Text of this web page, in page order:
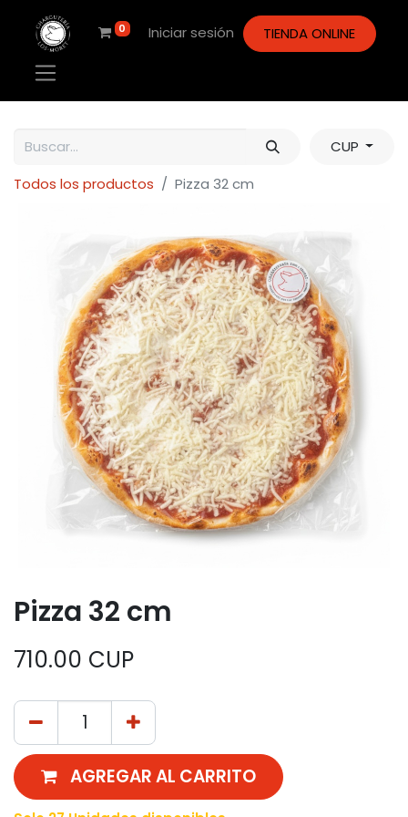
0 Iniciar sesión TIENDA ONLINE
CUP
Todos los productos
Pizza 32 cm
Pizza 32 cm
710.00 CUP
AGREGAR AL CARRITO